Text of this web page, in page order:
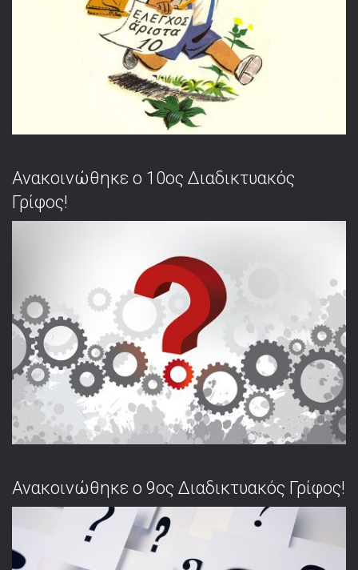
Ανακοινώθηκε ο 10ος Διαδικτυακός
Γρίφος!
Ανακοινώθηκε ο 9ος Διαδικτυακός Γρίφος!